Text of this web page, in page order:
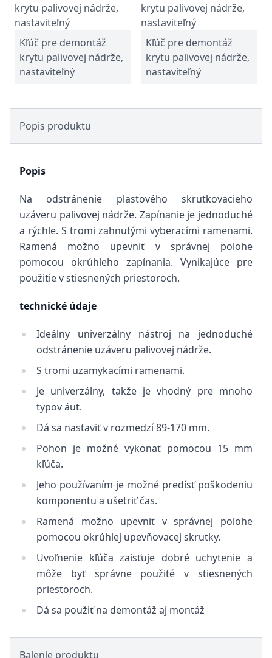
Kľúč pre demontáž
krytu palivovej nádrže,
nastaviteľný
Kľúč pre demontáž
krytu palivovej nádrže,
nastaviteľný
Popis produktu
Popis
Na odstránenie plastového skrutkovacieho
uzáveru palivovej nádrže. Zapínanie je jednoduché
a rýchle. S tromi zahnutými vyberacími ramenami.
Ramená možno upevniť v správnej polohe
pomocou okrúhleho zapínania. Vynikajúce pre
použitie v stiesnených priestoroch.
technické údaje
Ideálny univerzálny nástroj na jednoduché
odstránenie uzáveru palivovej nádrže.
S tromi uzamykacími ramenami.
Je univerzálny, takže je vhodný pre mnoho
typov áut.
Dá sa nastaviť v rozmedzí 89-170 mm.
Pohon je možné vykonať pomocou 15 mm
kľúča.
Jeho používaním je možné predísť poškodeniu
komponentu a ušetriť čas.
Ramená možno upevniť v správnej polohe
pomocou okrúhlej upevňovacej skrutky.
Uvoľnenie kľúča zaisťuje dobré uchytenie a
môže byť správne použité v stiesnených
priestoroch.
Dá sa použiť na demontáž aj montáž
Balenie produktu